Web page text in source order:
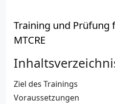
Training und Prüfung
MTCRE
Ziel des Trainings
Voraussetzungen